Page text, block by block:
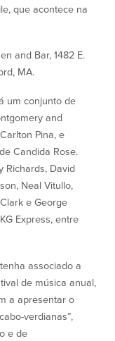
prazo
Gestão de Caixa
Mastercard®
Company
que acontece na
and Bar, 1482 E.
MA.
um conjunto de
and
Pina, e
Candida Rose.
Richards, David
Neal Vitullo,
e George
Express, entre
associado a
de música anual,
a apresentar o
verdianas”,
e de